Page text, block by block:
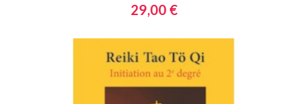
29,00 €